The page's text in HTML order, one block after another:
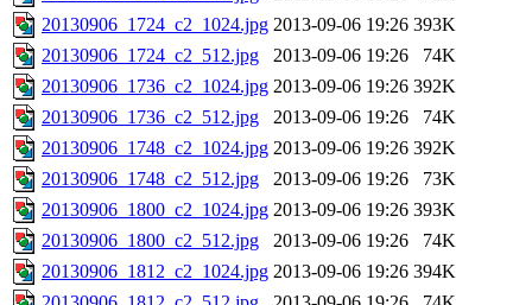
20130906_1724_c2_1024.jpg 2013-09-06 19:26 393K
20130906_1724_c2_512.jpg
2013-09-06 19:26
74K
20130906_1736_c2_1024.jpg 2013-09-06 19:26 392K
20130906_1736_c2_512.jpg
2013-09-06 19:26
74K
20130906_1748_c2_1024.jpg 2013-09-06 19:26 392K
20130906_1748_c2_512.jpg
2013-09-06 19:26
73K
20130906_1800_c2_1024.jpg 2013-09-06 19:26 393K
20130906_1800_c2_512.jpg
2013-09-06 19:26
74K
20130906_1812_c2_1024.jpg 2013-09-06 19:26 394K